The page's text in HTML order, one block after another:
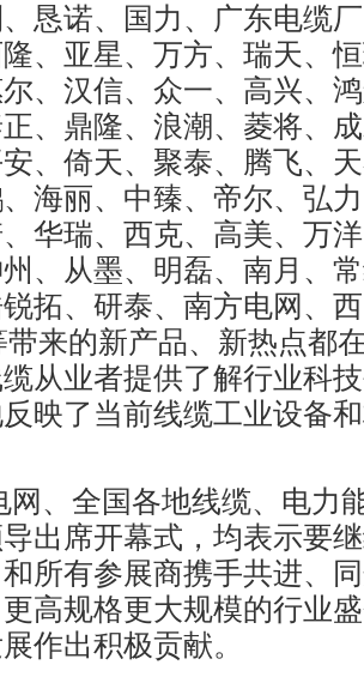
恳诺、国力、广东电缆
、亚星、万方、瑞天、
、汉信、众一、高兴、
、鼎隆、浪潮、菱将、
、倚天、聚泰、腾飞、
海丽、中臻、帝尔、弘
华瑞、西克、高美、万
、从墨、明磊、南月、
拓、研泰、南方电网、
带来的新产品、新热点都
从业者提供了解行业科
映了当前线缆工业设备
网、全国各地线缆、电力
出席开幕式，均表示要
所有参展商携手共进、
高规格更大规模的行业
作出积极贡献。